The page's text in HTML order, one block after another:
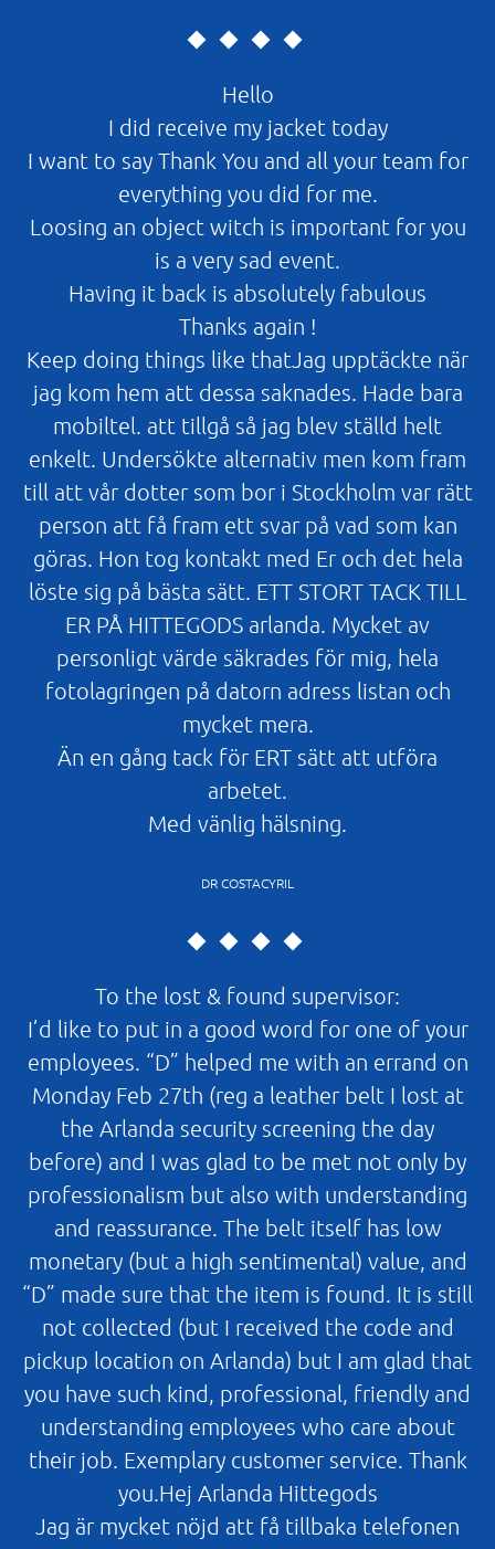
Hello
I did receive my jacket today
I want to say Thank You and all your team for
everything you did for me.
Loosing an object witch is important for you
is a very sad event.
Having it back is absolutely fabulous
Thanks again !
Keep doing things like thatJag upptäckte när
jag kom hem att dessa saknades. Hade bara
mobiltel. att tillgå så jag blev ställd helt
enkelt. Undersökte alternativ men kom fram
till att vår dotter som bor i Stockholm var rätt
person att få fram ett svar på vad som kan
göras. Hon tog kontakt med Er och det hela
löste sig på bästa sätt. ETT STORT TACK TILL
ER PÅ HITTEGODS arlanda. Mycket av
personligt värde säkrades för mig, hela
fotolagringen på datorn adress listan och
mycket mera.
Än en gång tack för ERT sätt att utföra
arbetet.
Med vänlig hälsning.
DR COSTACYRIL
To the lost & found supervisor:
I’d like to put in a good word for one of your
employees. “D” helped me with an errand on
Monday Feb 27th (reg a leather belt I lost at
the Arlanda security screening the day
before) and I was glad to be met not only by
professionalism but also with understanding
and reassurance. The belt itself has low
monetary (but a high sentimental) value, and
“D” made sure that the item is found. It is still
not collected (but I received the code and
pickup location on Arlanda) but I am glad that
you have such kind, professional, friendly and
understanding employees who care about
their job. Exemplary customer service. Thank
you.Hej Arlanda Hittegods
Jag är mycket nöjd att få tillbaka telefonen